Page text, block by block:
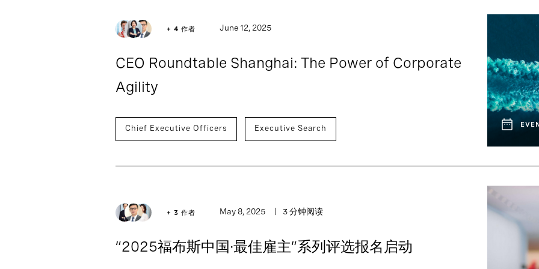
+ 4 作者 June 12, 2025
CEO Roundtable Shanghai: The Power of Corporate
Agility
Chief Executive Officers Executive Search
+ 3 作者 May 8, 2025 3 分钟阅读
“2025福布斯中国·最佳雇主”系列评选报名启动